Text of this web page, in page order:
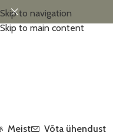
Skip to navigation
Skip to main content
Meist Võta ühendust